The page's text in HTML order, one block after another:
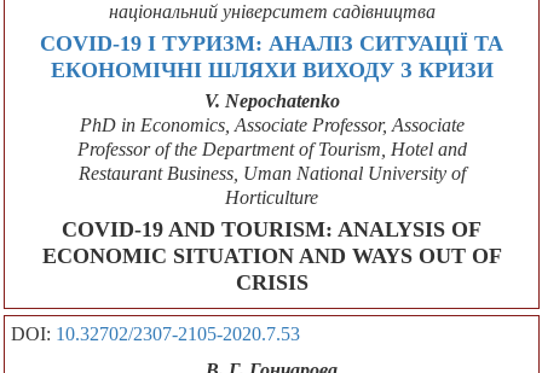
національний університет садівництва
COVID-19 І ТУРИЗМ: АНАЛІЗ СИТУАЦІЇ ТА
ЕКОНОМІЧНІ ШЛЯХИ ВИХОДУ З КРИЗИ
V. Nepochatenko
PhD in Economics, Associate Professor, Associate
Professor of the Department of Tourism, Hotel and
Restaurant Business, Uman National University of
Horticulture
COVID-19 AND TOURISM: ANALYSIS OF
ECONOMIC SITUATION AND WAYS OUT OF
CRISIS
DOI: 10.32702/2307-2105-2020.7.53